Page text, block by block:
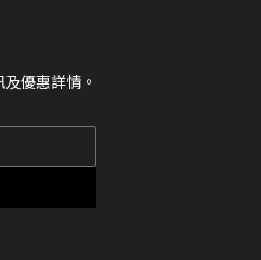
優惠詳情。